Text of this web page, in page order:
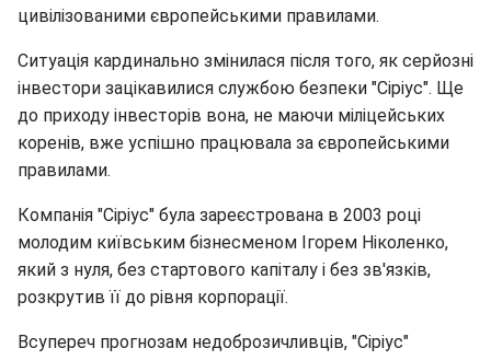
цивілізованими європейськими правилами.
Ситуація кардинально змінилася після того, як серйозні
інвестори зацікавилися службою безпеки "Сіріус". Ще
до приходу інвесторів вона, не маючи міліцейських
коренів, вже успішно працювала за європейськими
правилами.
Компанія "Сіріус" була зареєстрована в 2003 році
молодим київським бізнесменом Ігорем Ніколенко,
який з нуля, без стартового капіталу і без зв'язків,
розкрутив її до рівня корпорації.
Всупереч прогнозам недоброзичливців, "Сіріус"